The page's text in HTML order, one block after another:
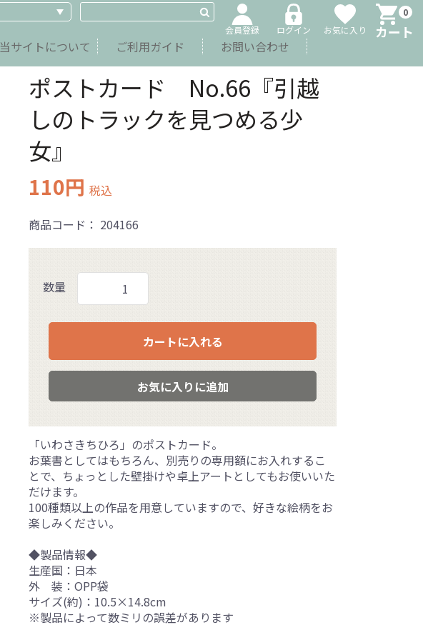
0
カート
お気に入り
ログイン
会員登録
当サイトについて ご利用ガイド お問い合わせ
ポストカード No.66『引越
しのトラックを見つめる少
女』
110円 税込
商品コード： 204166
数量
カートに入れる
お気に入りに追加
「いわさきちひろ」のポストカード。
お葉書としてはもちろん、別売りの専用額にお入れするこ
とで、ちょっとした壁掛けや卓上アートとしてもお使いいた
だけます。
100種類以上の作品を用意していますので、好きな絵柄をお
楽しみください。
◆製品情報◆
生産国：日本
外 装：OPP袋
サイズ(約)：10.5×14.8cm
※製品によって数ミリの誤差があります